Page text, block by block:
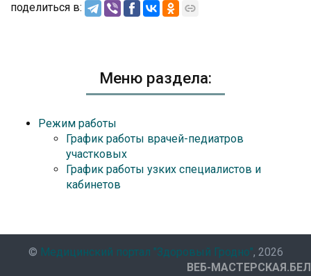
поделиться в:
Меню раздела:
Режим работы
График работы врачей-педиатров
участковых
График работы узких специалистов и
кабинетов
© Медицинский портал "Здоровый Гродно", 2026
ВЕБ-МАСТЕРСКАЯ.БЕЛ